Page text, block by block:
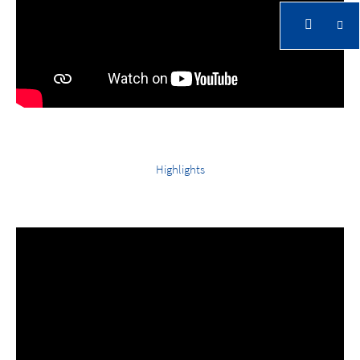
Highlights